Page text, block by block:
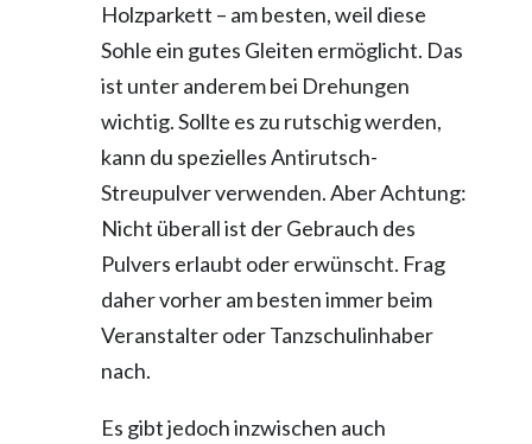
Holzparkett – am besten, weil diese
Sohle ein gutes Gleiten ermöglicht. Das
ist unter anderem bei Drehungen
wichtig. Sollte es zu rutschig werden,
kann du spezielles Antirutsch-
Streupulver verwenden. Aber Achtung:
Nicht überall ist der Gebrauch des
Pulvers erlaubt oder erwünscht. Frag
daher vorher am besten immer beim
Veranstalter oder Tanzschulinhaber
nach.
Es gibt jedoch inzwischen auch